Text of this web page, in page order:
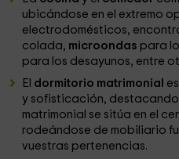
ubicándose en el extremo
electrodomésticos,
colada, microondas para
para los desayunos, entre
El dormitorio matrimonial
y sofisticación, destacando
matrimonial se sitúa en el
rodeándose de mobiliario
vuestras pertenencias.